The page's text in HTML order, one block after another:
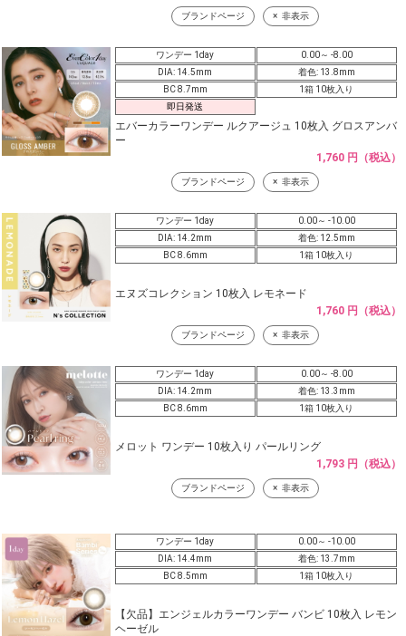
ブランドページ 非表示
ワンデー 1day
0.00～ -8.00
DIA: 14.5mm
着色: 13.8mm
BC 8.7mm
1箱 10枚入り
即日発送
エバーカラーワンデー ルクアージュ 10枚入 グロスアンバ
ー
1,760 円（税込）
ブランドページ 非表示
ワンデー 1day
0.00～ -10.00
DIA: 14.2mm
着色: 12.5mm
BC 8.6mm
1箱 10枚入り
エヌズコレクション 10枚入 レモネード
1,760 円（税込）
ブランドページ 非表示
ワンデー 1day
0.00～ -8.00
DIA: 14.2mm
着色: 13.3mm
BC 8.6mm
1箱 10枚入り
メロット ワンデー 10枚入り パールリング
1,793 円（税込）
ブランドページ 非表示
ワンデー 1day
0.00～ -10.00
DIA: 14.4mm
着色: 13.7mm
BC 8.5mm
1箱 10枚入り
【欠品】エンジェルカラーワンデー バンビ 10枚入 レモン
ヘーゼル